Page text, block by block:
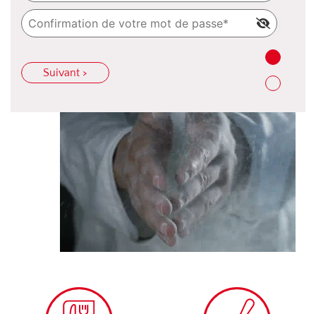
Suivant >